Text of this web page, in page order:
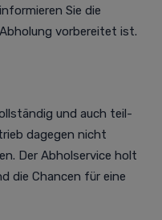
Sie die
vorbereitet ist.
und auch teil-
dagegen nicht
Der Abholservice holt
die Chancen für eine